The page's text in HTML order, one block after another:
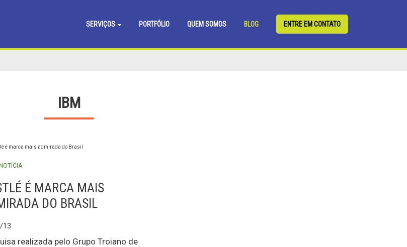
SERVIÇOS PORTFÓLIO QUEM SOMOS BLOG ENTRE EM CONTATO
IBM
NOTÍCIA
É MARCA MAIS
DO BRASIL
13
realizada pelo Grupo Troiano de